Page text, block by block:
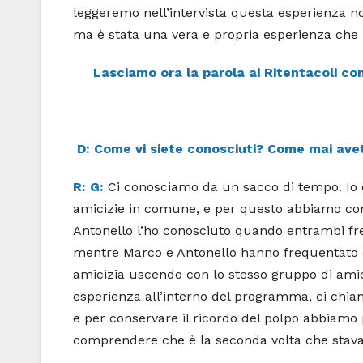
leggeremo nell’intervista questa esperienza
ma è stata una vera e propria esperienza
Lasciamo ora la parola ai Ritentacoli
D: Come vi siete conosciuti? Come mai
R: G: Ci conosciamo da un sacco di tempo.
amicizie in comune, e per questo abbiamo
Antonello l’ho conosciuto quando entrambi
mentre Marco e Antonello hanno
amicizia uscendo con lo stesso gruppo di
esperienza all’interno del programma, ci
e per conservare il ricordo del polpo
comprendere che è la seconda volta che